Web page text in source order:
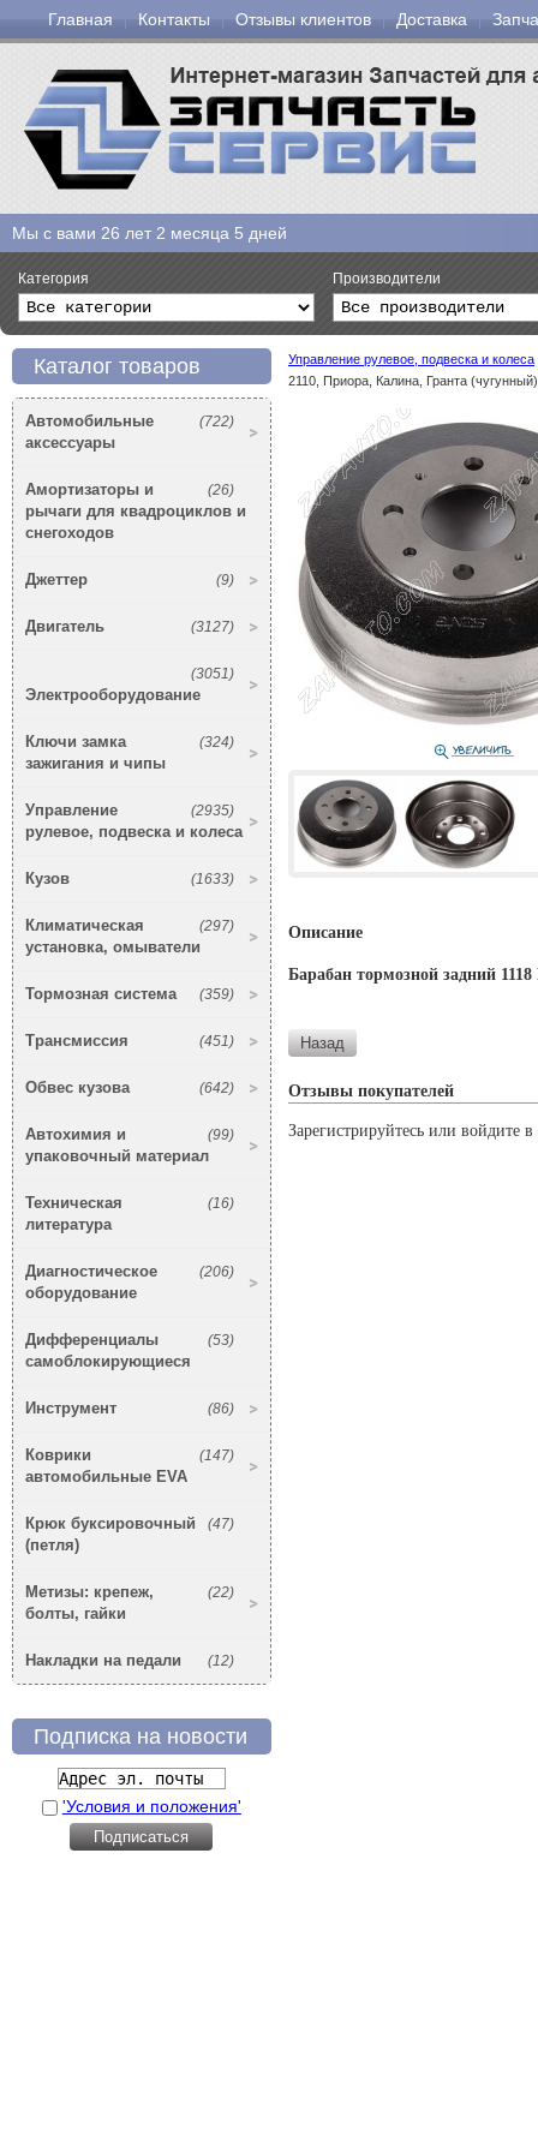
Главная Контакты Отзывы клиентов Доставка
Мы с вами 26 лет 2 месяца 5 дней
Категория Производители
Каталог товаров
(722)
Автомобильные
аксессуары
(26)
Амортизаторы и
рычаги для квадроциклов и
снегоходов
(9)
Джеттер
(3127)
Двигатель
(3051)
Электрооборудование
(324)
Ключи замка
зажигания и чипы
(2935)
Управление
рулевое, подвеска и колеса
(1633)
Кузов
(297)
Климатическая
установка, омыватели
(359)
Тормозная система
(451)
Трансмиссия
(642)
Обвес кузова
(99)
Автохимия и
упаковочный материал
(16)
Техническая
литература
(206)
Диагностическое
оборудование
(53)
Дифференциалы
самоблокирующиеся
(86)
Инструмент
(147)
Коврики
автомобильные EVA
(47)
Крюк буксировочный
(петля)
(22)
Метизы: крепеж,
болты, гайки
(12)
Накладки на педали
Подписка на новости
'Условия и положения'
Управление рулевое, подвеска и колеса
2110, Приора, Калина, Гранта
Описание
Барабан тормозной задний
Отзывы покупателей
Зарегистрируйтесь или войдите